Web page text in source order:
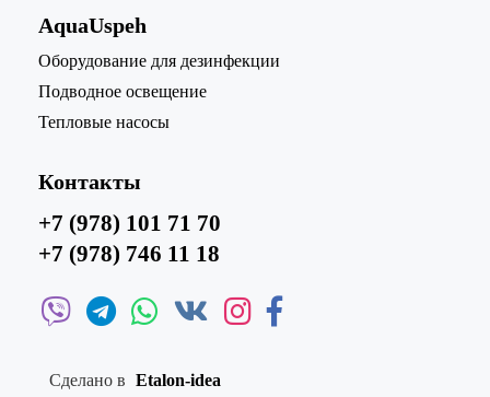
AquaUspeh
Oборудование для дезинфекции
Подводное освещение
Тепловые насосы
Контакты
+7 (978) 101 71 70
+7 (978) 746 11 18
Сделано в Etalon-idea